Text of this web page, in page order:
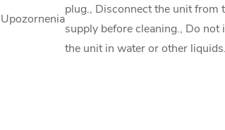
Upozornenia
plug., Disconnect the unit from
supply before cleaning., Do not
the unit in water or other liquids.